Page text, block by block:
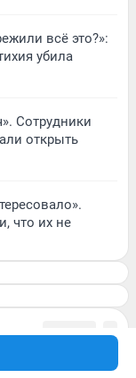
всё это?»:
убила
Сотрудники
открыть
что их не